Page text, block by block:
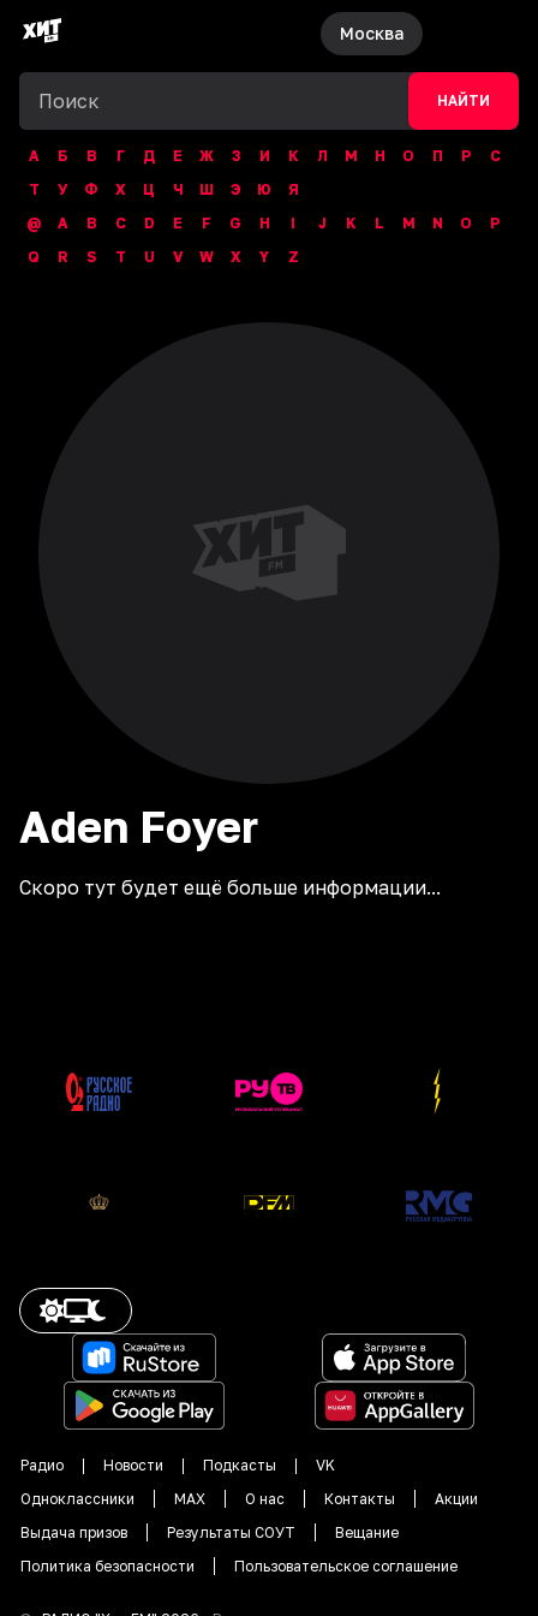
Москва
НАЙТИ
А Б В Г Д Е Ж З И К Л М Н О П Р
С
Т
У Ф Х Ц Ч Ш Э Ю
Я
@
A B C D E F G H I J K L M N O
P
Q
R S T U V W X Y Z
Aden Foyer
Скоро тут будет ещё больше информации...
Радио Новости Подкасты
VK
Одноклассники
MAX О нас Контакты
Акции
Выдача призов
Результаты СОУТ
Вещание
Политика безопасности
Пользовательское соглашение